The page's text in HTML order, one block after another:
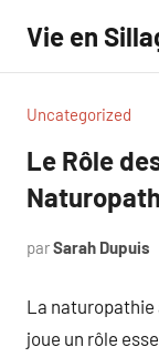
contenu
Vie en
Uncategorized
Le Rôle
parSarah Dupuis
La naturopathie
joue un rôle